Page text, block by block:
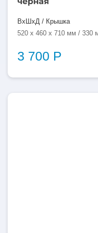
ВхШхД / Крышка
520 x 460 x 710 мм / 330
3 700 Р